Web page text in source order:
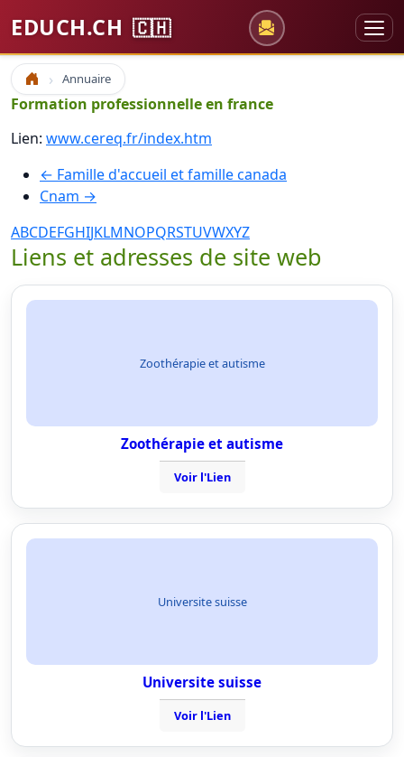
EDUCH.CH 🇨🇭
Accueil Annuaire
Formation professionnelle en france
Lien: www.cereq.fr/index.htm
← Famille d'accueil et famille canada
Cnam →
ABCDEFGHIJKLMNOPQRSTUVWXYZ
Liens et adresses de site web
Zoothérapie et autisme
Zoothérapie et autisme
Voir l'Lien
Universite suisse
Universite suisse
Voir l'Lien